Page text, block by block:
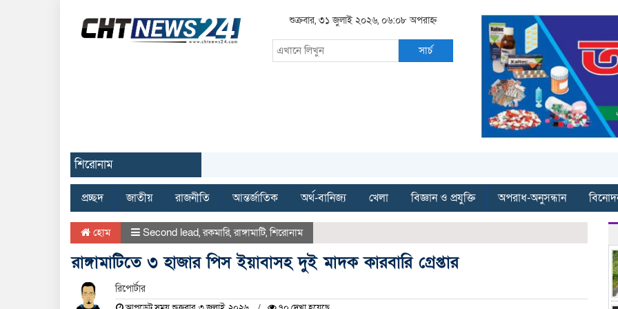
শুক্রবার, ৩১ জুলাই ২০২৬, ০৬:০৮ অপরাহ্ন
সার্চ
শিরোনাম
প্রচ্ছদ জাতীয় রাজনীতি আন্তর্জাতিক অর্থ-বানিজ্য খেলা বিজ্ঞান ও প্রযুক্তি অপরাধ-অনুসন্ধান
হোম Second lead,রকমারি,রাঙ্গামাটি,শিরোনাম
রাঙ্গামাটিতে ৩ হাজার পিস ইয়াবাসহ দুই মাদক কারবারি গ্রেপ্তার
রিপোর্টার